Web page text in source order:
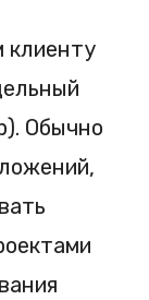
клиенту
Обычно